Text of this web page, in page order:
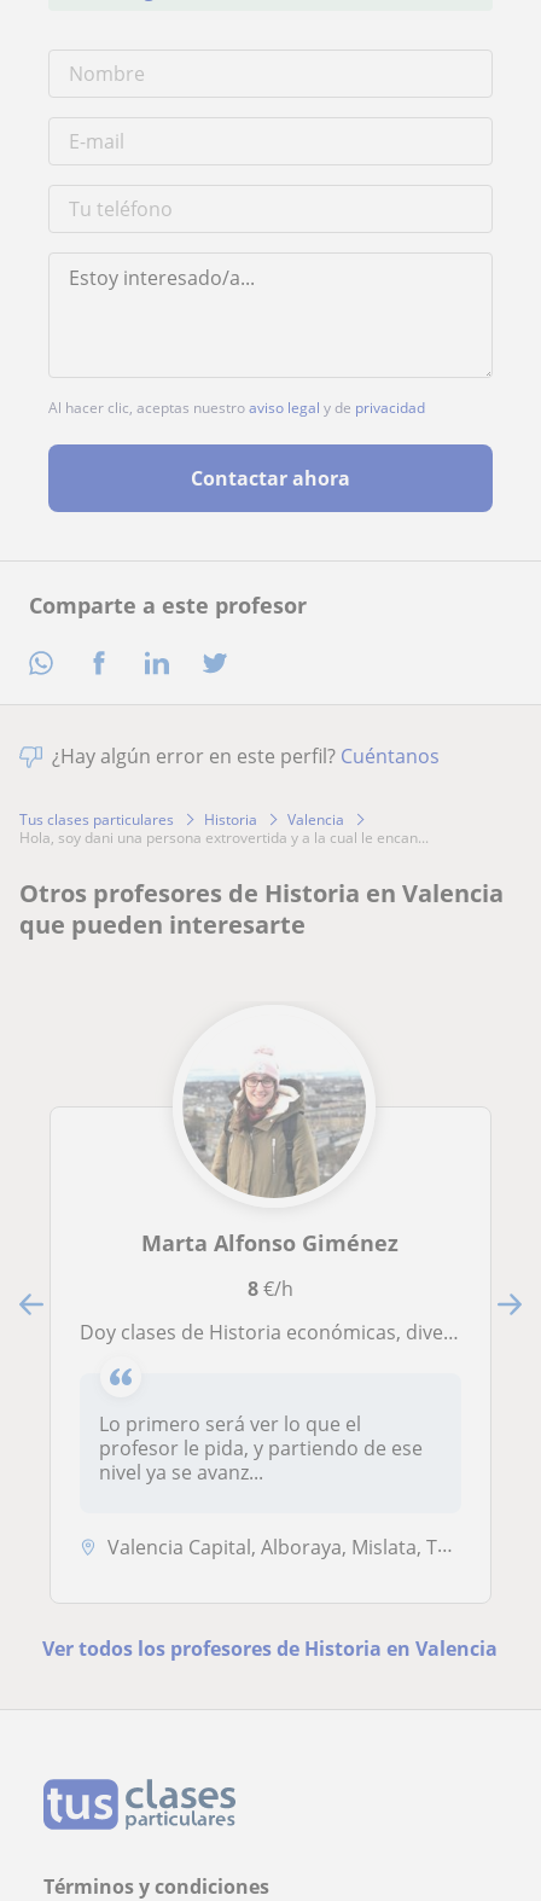
Comparte a este profesor
Al hacer clic, aceptas nuestroaviso legal y de privacidad
Contactar ahora
¿Hay algún error en este perfil? Cuéntanos
Tus clases particulares Historia
Valencia
hola, soy dani una persona extrovertida y a la cual le encan...
Otros profesores de Historia en Valencia
que pueden interesarte
Marta Alfonso Giménez
8€/h
Doy clases de Historia económicas, divertidas y efectivas
Lo primero será ver lo que el
profesor le pida, y partiendo de ese
nivel ya se avanz...
Valencia Capital, Alboraya, Mislata, Tavernes Blanques, Almàssera
Ver todos los profesores de Historia en Valencia
Términos y condiciones